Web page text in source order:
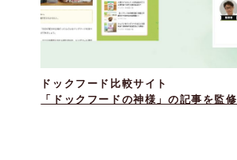
ドックフード比較サイト
「ドックフードの神様」の記事を監修